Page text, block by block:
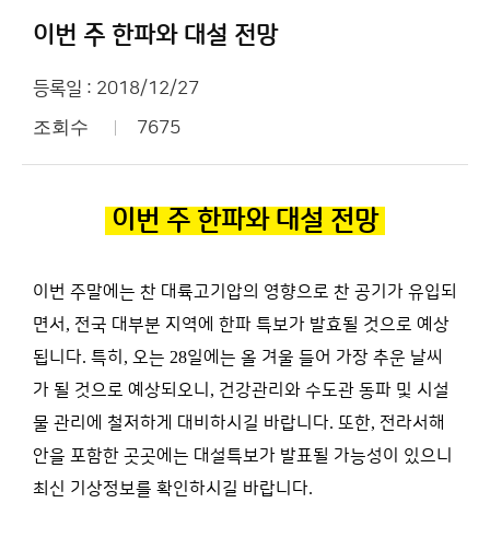
이번 주 한파와 대설 전망
등록일 : 2018/12/27
조회수 7675
이번 주 한파와 대설 전망
이번 주말에는 찬 대륙고기압의 영향으로 찬 공기가 유입되
면서 , 전국 대부분 지역에 한파 특보가 발효될 것으로 예상
됩니다. 특히 , 오는 28일에는 올 겨울 들어 가장 추운 날씨
가 될 것으로 예상되오니 , 건강관리와 수도관 동파 및 시설
물 관리에 철저하게 대비하시길 바랍니다. 또한, 전라서해
안을 포함한 곳곳에는 대설특보가 발표될 가능성이 있으니
최신 기상정보를 확인하시길 바랍니다.